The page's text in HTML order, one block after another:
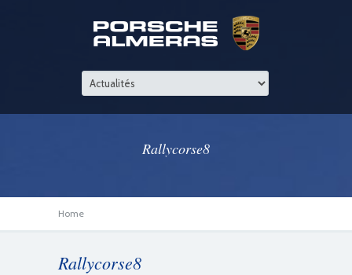
Rallycorse8
Home
Rallycorse8